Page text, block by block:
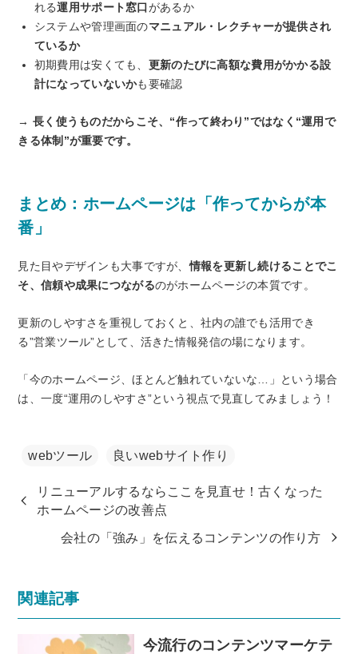
れる運用サポート窓口 があるか
システムや管理画面のマニュアル・レクチャーが提供され
ているか
初期費用は安くても、 更新のたびに高額な費用がかかる設
計になっていないかも要確認
→ 長く使うものだからこそ、“作って終わり”ではなく“運用で
きる体制”が重要です。
まとめ：ホームページは「作ってからが本
番」
見た目やデザインも大事ですが、情報を更新し続けることでこ
そ、信頼や成果につながるのがホームページの本質です。
更新のしやすさを重視しておくと、社内の誰でも活用でき
る”営業ツール”として、活きた情報発信の場になります。
「今のホームページ、ほとんど触れていないな…」という場合
は、一度“運用のしやすさ”という視点で見直してみましょう！
webツール 良いwebサイト作り
リニューアルするならここを見直せ！古くなった
ホームページの改善点
会社の「強み」を伝えるコンテンツの作り方
関連記事
今流行のコンテンツマーケテ